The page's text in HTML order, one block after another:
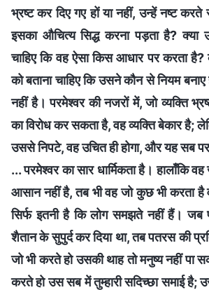
भ्रष्‍ट कर दिए गए हों या नहीं, उन्हें नष्ट
इसका औचित्य सिद्ध करना पड़ता है? क्‍या
चाहिए कि वह ऐसा किस आधार पर करता है?
को बताना चाहिए कि उसने कौन से नियम
नहीं है। परमेश्वर की नजरों में, जो व्यक्ति
का विरोध कर सकता है, वह व्यक्ति बेकार है;
उससे निपटे, वह उचित ही होगा, और यह सब
... परमेश्वर का सार धार्मिकता है। हालाँकि
आसान नहीं है, तब भी वह जो कुछ भी करता है
सिर्फ इतनी है कि लोग समझते नहीं हैं। जब
शैतान के सुपुर्द कर दिया था, तब पतरस की
जो भी करते हो उसकी थाह तो मनुष्‍य नहीं पा
करते हो उस सब में तुम्‍हारी सदिच्छा समाई है;